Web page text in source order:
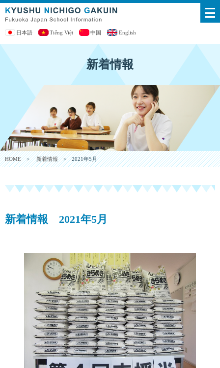
日本語 Tiếng Việt 中国 English
新着情報
HOME>新着情報> 2021年5月
新着情報 2021年5月